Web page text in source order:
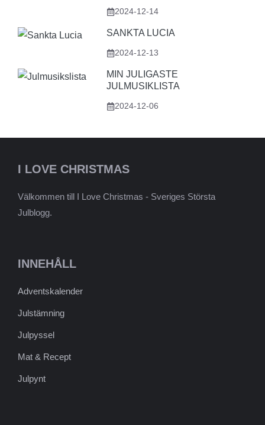
2024-12-14
SANKTA LUCIA
2024-12-13
MIN JULIGASTE
JULMUSIKLISTA
2024-12-06
I LOVE CHRISTMAS
Välkommen till I Love Christmas - Sveriges Största
Julblogg.
INNEHÅLL
Adventskalender
Julstämning
Julpyssel
Mat & Recept
Julpynt